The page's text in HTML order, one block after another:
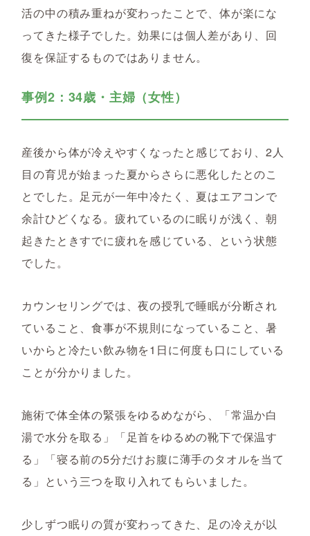
活の中の積み重ねが変わったことで、体が楽にな
ってきた様子でした。効果には個人差があり、回
復を保証するものではありません。
事例2：34歳・主婦（女性）
産後から体が冷えやすくなったと感じており、2人
目の育児が始まった夏からさらに悪化したとのこ
とでした。足元が一年中冷たく、夏はエアコンで
余計ひどくなる。疲れているのに眠りが浅く、朝
起きたときすでに疲れを感じている、という状態
でした。
カウンセリングでは、夜の授乳で睡眠が分断され
ていること、食事が不規則になっていること、暑
いからと冷たい飲み物を1日に何度も口にしている
ことが分かりました。
施術で体全体の緊張をゆるめながら、「常温か白
湯で水分を取る」「足首をゆるめの靴下で保温す
る」「寝る前の5分だけお腹に薄手のタオルを当て
る」という三つを取り入れてもらいました。
少しずつ眠りの質が変わってきた、足の冷えが以